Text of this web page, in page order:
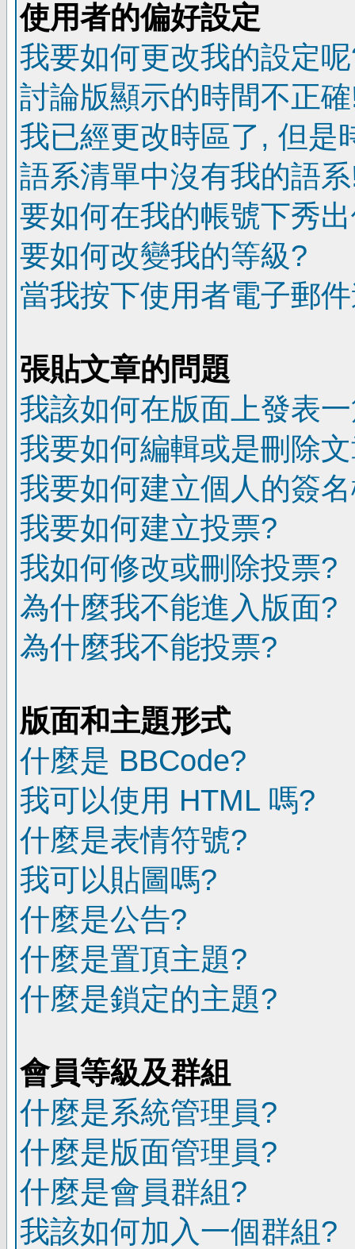
使用者的偏好設定
我要如何更改我的設定
討論版顯示的時間不正
我已經更改時區了, 但是
語系清單中沒有我的語
要如何在我的帳號下秀
要如何改變我的等級?
當我按下使用者電子郵
張貼文章的問題
我該如何在版面上發表
我要如何編輯或是刪除
我要如何建立個人的簽
我要如何建立投票?
我如何修改或刪除投票?
為什麼我不能進入版面?
為什麼我不能投票?
版面和主題形式
什麼是 BBCode?
我可以使用 HTML 嗎?
什麼是表情符號?
我可以貼圖嗎?
什麼是公告?
什麼是置頂主題?
什麼是鎖定的主題?
會員等級及群組
什麼是系統管理員?
什麼是版面管理員?
什麼是會員群組?
我該如何加入一個群組?